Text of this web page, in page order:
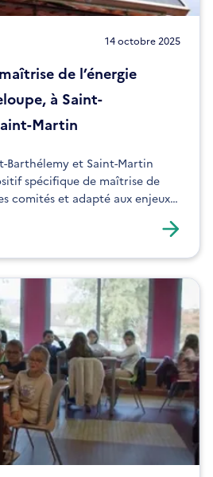
14 octobre 2025
de l’énergie
à Saint-
Martin
Barthélemy et Saint-Martin
spécifique de maîtrise de
comités et adapté aux enjeux